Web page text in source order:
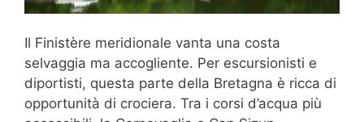
Il Finistère meridionale vanta una costa
selvaggia ma accogliente. Per escursionisti e
diportisti, questa parte della Bretagna è ricca di
opportunità di crociera. Tra i corsi d’acqua più